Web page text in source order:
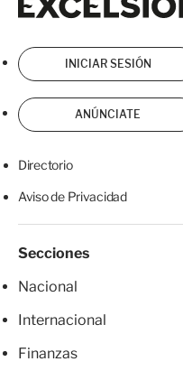
INICIAR SESIÓN
ANÚNCIATE
Directorio
Aviso de Privacidad
Secciones
Nacional
Internacional
Finanzas